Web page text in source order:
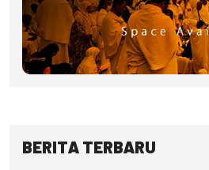
BERITA TERBARU